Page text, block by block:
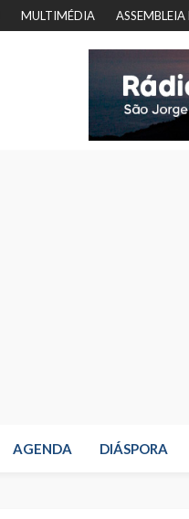
MULTIMÉDIA
AGENDA DIÁSPORA